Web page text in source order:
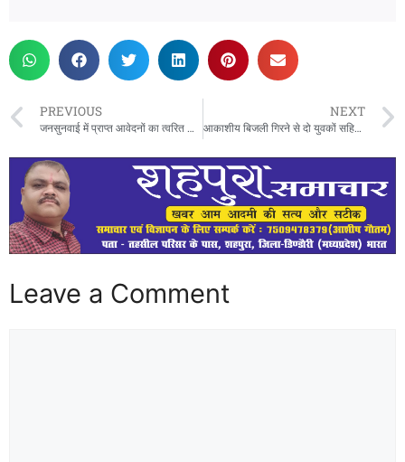
PREVIOUS
जनसुनवाई में प्राप्त आवेदनों का त्वरित निराकरण करें : कलेक्टर हर्ष सिंह
NEXT
आकाशीय बिजली गिरने से दो युवकों सहित 30 बकरी 5 बैल व 3 भैसों की हुई मौत
Leave a Comment